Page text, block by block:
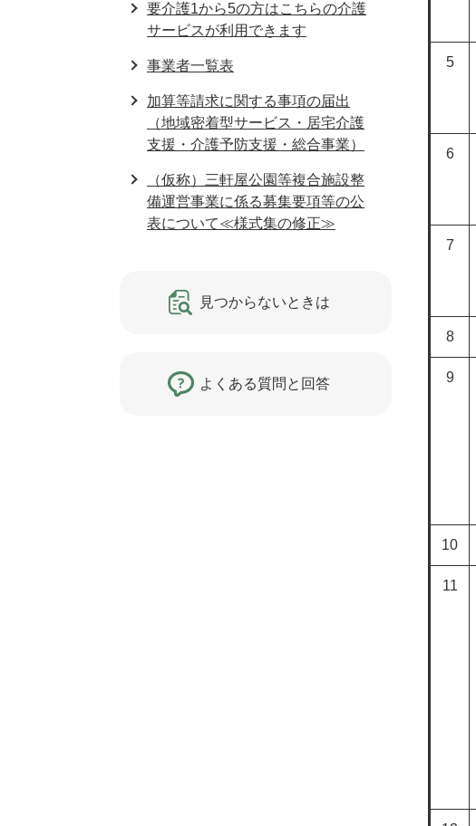
5
6
7
8
9
10
11
要介護1から5の方はこちらの介護
サービスが利用できます
事業者一覧表
加算等請求に関する事項の届出
（地域密着型サービス・居宅介護
支援・介護予防支援・総合事業）
（仮称）三軒屋公園等複合施設整
備運営事業に係る募集要項等の公
表について≪様式集の修正≫
見つからないときは
よくある質問と回答